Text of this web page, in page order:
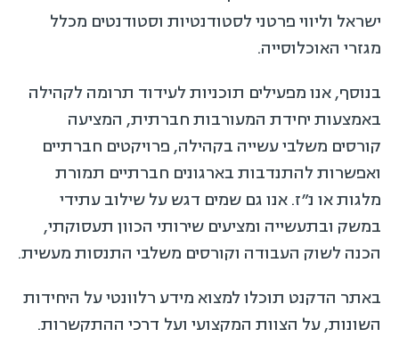
ישראל וליווי פרטני לסטודנטיות וסטודנטים מכלל
מגזרי האוכלוסייה.
בנוסף, אנו מפעילים תוכניות לעידוד תרומה לקהילה
באמצעות יחידת המעורבות חברתית, המציעה
קורסים משלבי עשייה בקהילה, פרויקטים חברתיים
ואפשרות להתנדבות בארגונים חברתיים תמורת
מלגות או נ״ז. אנו גם שמים דגש על שילוב עתידי
במשק ובתעשייה ומציעים שירותי הכוון תעסוקתי,
הכנה לשוק העבודה וקורסים משלבי התנסות מעשית.
באתר הדקנט תוכלו למצוא מידע רלוונטי על היחידות
השונות, על הצוות המקצועי ועל דרכי ההתקשרות.